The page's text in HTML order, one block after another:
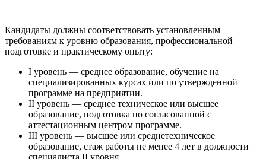
Кандидаты должны соответствовать установленным
требованиям к уровню образования, профессиональной
подготовке и практическому опыту:
I уровень — среднее образование, обучение на
специализированных курсах или по утвержденной
программе на предприятии.
II уровень — среднее техническое или высшее
образование, подготовка по согласованной с
аттестационным центром программе.
III уровень — высшее или среднетехническое
образование, стаж работы не менее 4 лет в должности